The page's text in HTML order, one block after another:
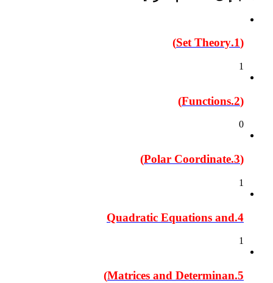
(1.Set Theory)
1
(2.Functions)
0
(3.Polar Coordinate)
1
4.Quadratic Equations and
1
5.Matrices and Determinan)